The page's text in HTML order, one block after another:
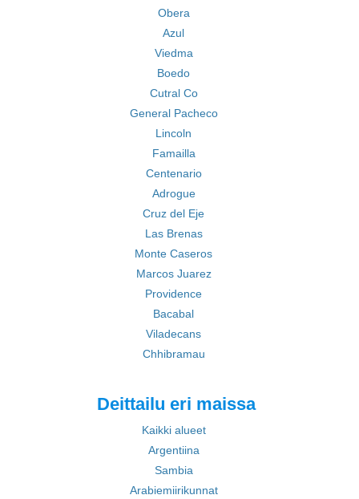
Obera
Azul
Viedma
Boedo
Cutral Co
General Pacheco
Lincoln
Famailla
Centenario
Adrogue
Cruz del Eje
Las Brenas
Monte Caseros
Marcos Juarez
Providence
Bacabal
Viladecans
Chhibramau
Deittailu eri maissa
Kaikki alueet
Argentiina
Sambia
Arabiemiirikunnat